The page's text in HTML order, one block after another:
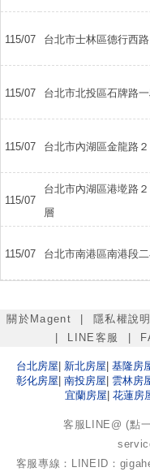
115/07 台北市士林區德行西
115/07 台北市北投區石牌路
115/07 台北市內湖區金龍路
115/07
台北市內湖區港墘路
層
115/07 台北市南港區南港段
關於Magent 隱私權說明
LINE客服
台北房屋 新北房屋 基隆房
彰化房屋 南投房屋 雲林房
宜蘭房屋 花蓮房
客服LINE@ (點
客服專線：LINEID：